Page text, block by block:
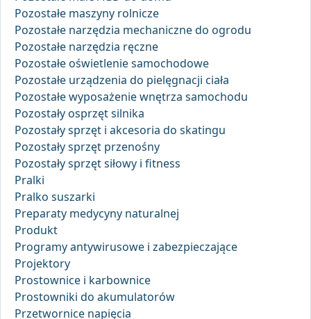
Pozostałe maszyny rolnicze
Pozostałe narzędzia mechaniczne do ogrodu
Pozostałe narzędzia ręczne
Pozostałe oświetlenie samochodowe
Pozostałe urządzenia do pielęgnacji ciała
Pozostałe wyposażenie wnętrza samochodu
Pozostały osprzęt silnika
Pozostały sprzęt i akcesoria do skatingu
Pozostały sprzęt przenośny
Pozostały sprzęt siłowy i fitness
Pralki
Pralko suszarki
Preparaty medycyny naturalnej
Produkt
Programy antywirusowe i zabezpieczające
Projektory
Prostownice i karbownice
Prostowniki do akumulatorów
Przetwornice napięcia